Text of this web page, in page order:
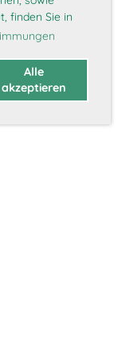
finden Sie in
Alle
akzeptieren